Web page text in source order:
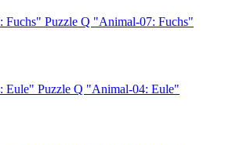
Puzzle Q "Animal-07: Fuchs"
Puzzle Q "Animal-04: Eule"